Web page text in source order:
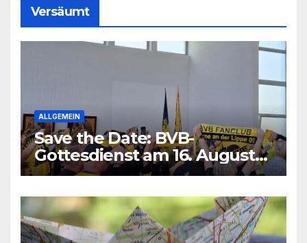
Versäumt
ALLGEMEIN
Save the Date: BVB-
Gottesdienst am 16. August
2026